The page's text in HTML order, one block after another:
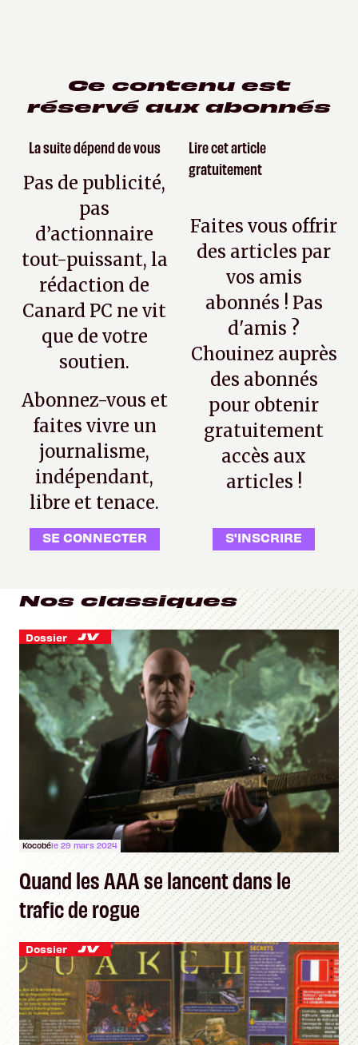
Ce contenu est
réservé aux abonnés
La suite dépend de vous
Pas de publicité,
pas
d’actionnaire
tout-puissant, la
rédaction de
Canard PC ne vit
que de votre
soutien.
Abonnez-vous et
faites vivre un
journalisme,
indépendant,
libre et tenace.
SE CONNECTER
Lire cet article
gratuitement
Faites vous offrir
des articles par
vos amis
abonnés ! Pas
d'amis ?
Chouinez auprès
des abonnés
pour obtenir
gratuitement
accès aux
articles !
S'INSCRIRE
Nos classiques
Dossier
Kocobéle 29 mars 2024
Quand les AAA se lancent dans le
trafic de rogue
Dossier